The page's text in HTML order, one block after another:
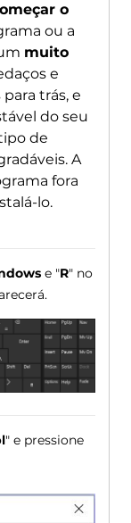
o
ou a
muito
e
trás, e
do seu
de
A
fora
lo.
e "R" no
" e pressione